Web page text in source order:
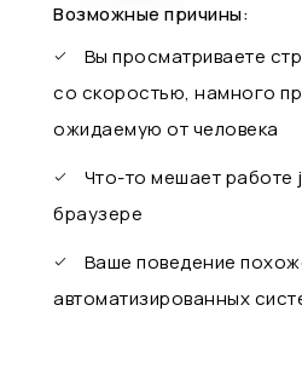
Возможные причины:
Вы просматриваете
со скоростью, намного
ожидаемую от человека
Что-то мешает работе
браузере
Ваше поведение
автоматизированных